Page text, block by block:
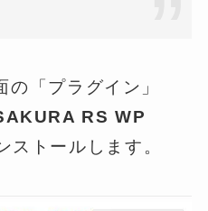
「プラグイン」
RS WP
ストールします。